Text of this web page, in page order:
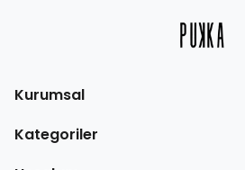
Kurumsal
Kategoriler